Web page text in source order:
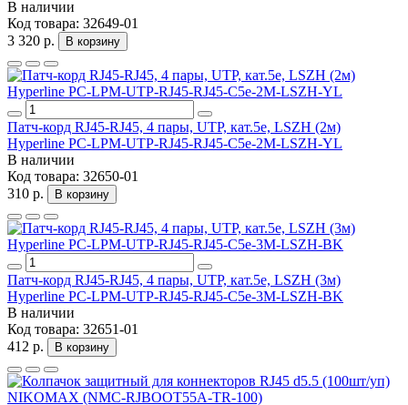
В наличии
Код товара: 32649-01
3 320 р.
В корзину
Патч-корд RJ45-RJ45, 4 пары, UTP, кат.5е, LSZH (2м)
Hyperline PC-LPM-UTP-RJ45-RJ45-C5e-2M-LSZH-YL
В наличии
Код товара: 32650-01
310 р.
В корзину
Патч-корд RJ45-RJ45, 4 пары, UTP, кат.5е, LSZH (3м)
Hyperline PC-LPM-UTP-RJ45-RJ45-C5e-3M-LSZH-BK
В наличии
Код товара: 32651-01
412 р.
В корзину